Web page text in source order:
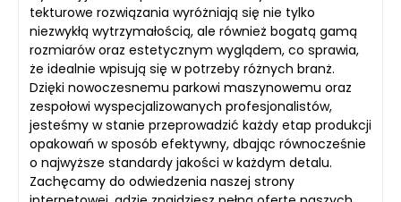
tekturowe rozwiązania wyróżniają się nie tylko
niezwykłą wytrzymałością, ale również bogatą gamą
rozmiarów oraz estetycznym wyglądem, co sprawia,
że idealnie wpisują się w potrzeby różnych branż.
Dzięki nowoczesnemu parkowi maszynowemu oraz
zespołowi wyspecjalizowanych profesjonalistów,
jesteśmy w stanie przeprowadzić każdy etap produkcji
opakowań w sposób efektywny, dbając równocześnie
o najwyższe standardy jakości w każdym detalu.
Zachęcamy do odwiedzenia naszej strony